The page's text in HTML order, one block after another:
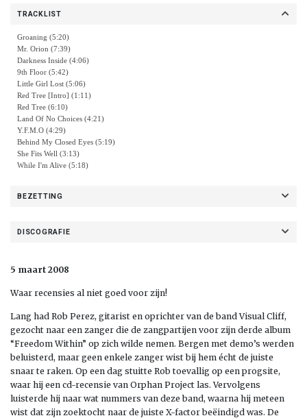
TRACKLIST
Groaning (5:20)
Mr. Orion (7:39)
Darkness Inside (4:06)
9th Floor (5:42)
Little Girl Lost (5:06)
Red Tree [Intro] (1:11)
Red Tree (6:10)
Land Of No Choices (4:21)
Y.F.M.O (4:29)
Behind My Closed Eyes (5:19)
She Fits Well (3:13)
While I'm Alive (5:18)
BEZETTING
DISCOGRAFIE
5 maart 2008
Waar recensies al niet goed voor zijn!
Lang had Rob Perez, gitarist en oprichter van de band Visual Cliff,
gezocht naar een zanger die de zangpartijen voor zijn derde album
“Freedom Within” op zich wilde nemen. Bergen met demo’s werden
beluisterd, maar geen enkele zanger wist bij hem écht de juiste
snaar te raken. Op een dag stuitte Rob toevallig op een progsite,
waar hij een cd-recensie van Orphan Project las. Vervolgens
luisterde hij naar wat nummers van deze band, waarna hij meteen
wist dat zijn zoektocht naar de juiste X-factor beëindigd was. De